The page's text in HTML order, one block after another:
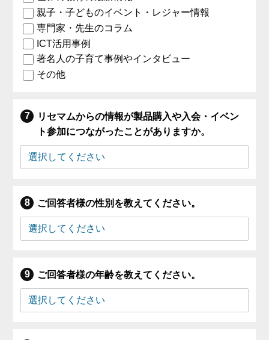
親子・子どものイベント・レジャー情報
専門家・先生のコラム
ICT活用事例
著名人の子育て事例やインタビュー
その他
リセマムからの情報が製品購入や入会・イベン
ト参加につながったことがありますか。
ご回答者様の性別を教えてください。
ご回答者様の年齢を教えてください。